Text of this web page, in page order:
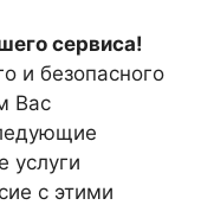
сервиса!
и безопасного
Вас
услуги
с этими